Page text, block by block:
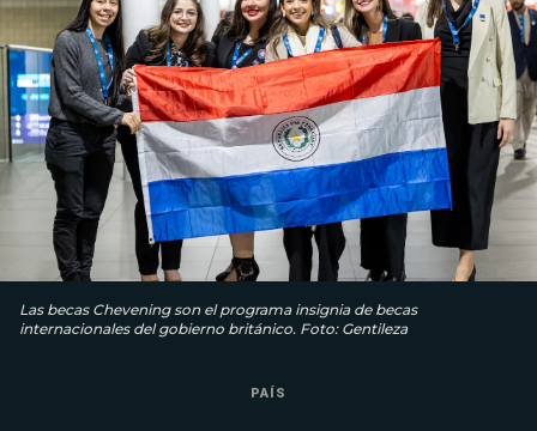
Las becas Chevening son el programa insignia de becas
internacionales del gobierno británico. Foto: Gentileza
PAÍS